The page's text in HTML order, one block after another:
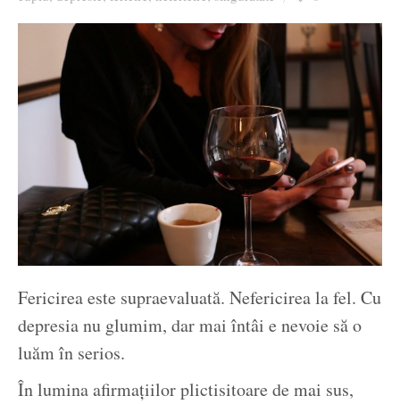
Ziua culorii
Fericirea este supraevaluată. Nefericirea la fel. Cu
depresia nu glumim, dar mai întâi e nevoie să o
luăm în serios.
În lumina afirmațiilor plictisitoare de mai sus,